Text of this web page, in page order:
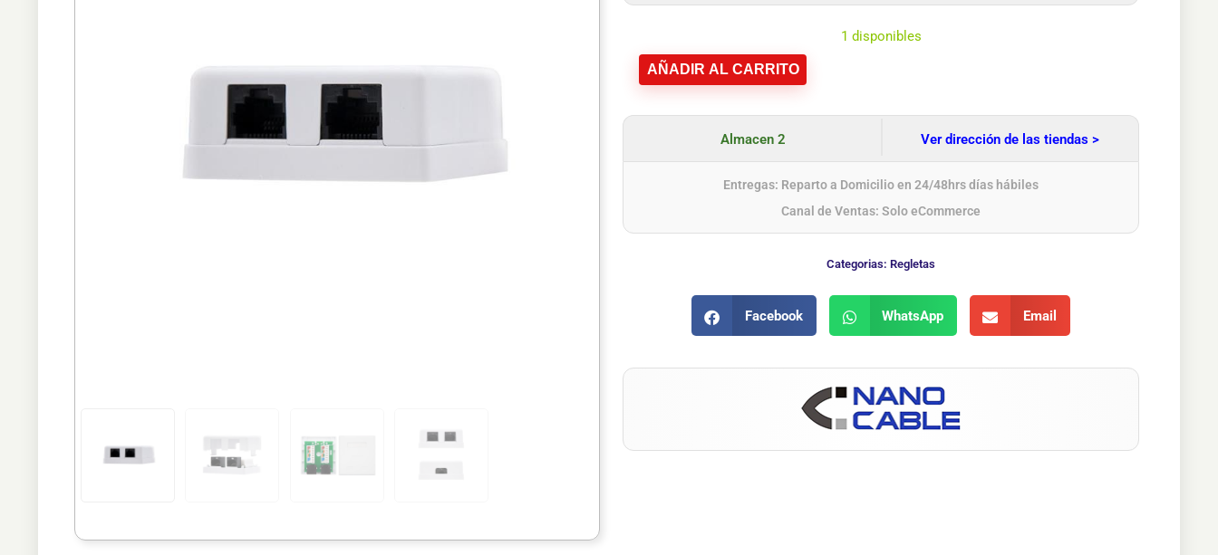
1 disponibles
AÑADIR AL CARRITO
Almacen 2 Ver dirección de las tiendas >
Entregas: Reparto a Domicilio en 24/48hrs días hábiles
Canal de Ventas: Solo eCommerce
Categorias: Regletas
Facebook WhatsApp Email